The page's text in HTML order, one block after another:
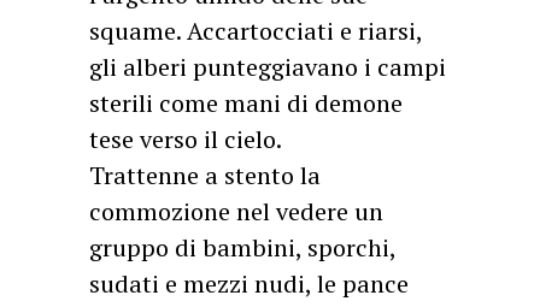
squame. Accartocciati e riarsi,
gli alberi punteggiavano i campi
sterili come mani di demone
tese verso il cielo.
Trattenne a stento la
commozione nel vedere un
gruppo di bambini, sporchi,
sudati e mezzi nudi, le pance